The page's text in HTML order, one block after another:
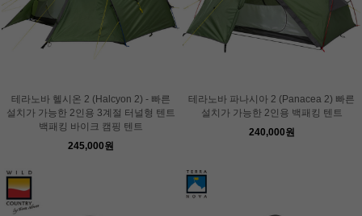
테라노바 헬시온 2 (Halcyon 2) - 빠른
설치가 가능한 2인용 3계절 터널형 텐트
백패킹 바이크 캠핑 텐트
245,000원
테라노바 파나시아 2 (Panacea 2) 빠른
설치가 가능한 2인용 백패킹 텐트
240,000원